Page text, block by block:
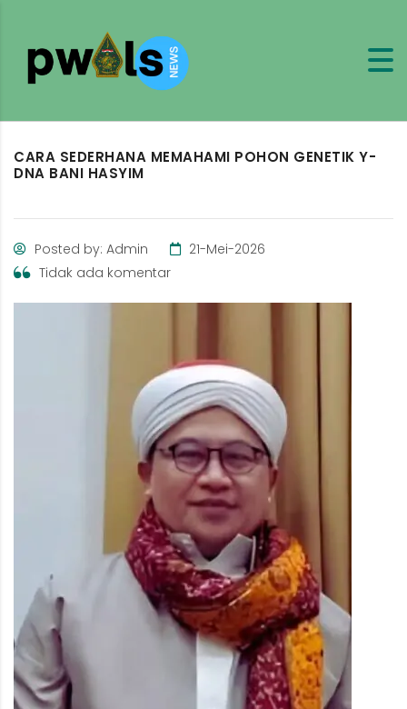
CARA SEDERHANA MEMAHAMI POHON GENETIK Y-
DNA BANI HASYIM
Posted by: Admin
21-Mei-2026
Tidak ada komentar